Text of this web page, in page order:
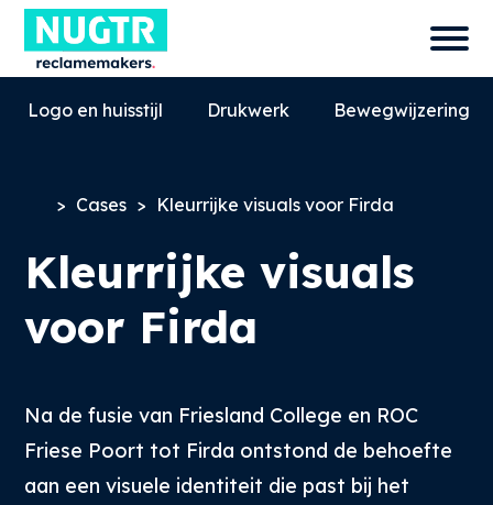
0527-858580
info@nugtr.nl
Ecopark 63, 8305 BJ, Emmeloord
Logo en huisstijl Drukwerk Bewegwijzering
> Cases > Kleurrijke visuals voor Firda
Kleurrijke visuals
voor Firda
Na de fusie van Friesland College en ROC
Friese Poort tot Firda ontstond de behoefte
aan een visuele identiteit die past bij het